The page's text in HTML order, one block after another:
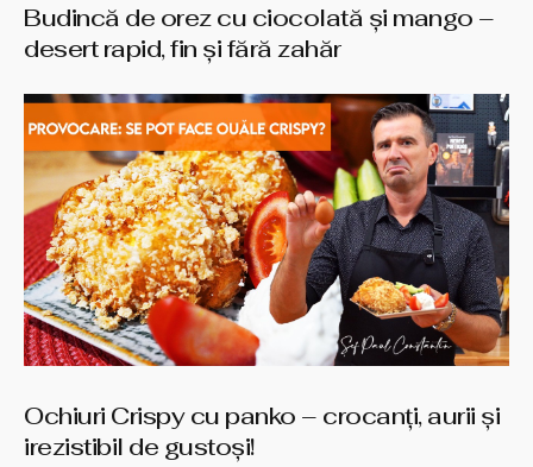
Budincă de orez cu ciocolată și mango –
desert rapid, fin și fără zahăr
Ochiuri Crispy cu panko – crocanți, aurii și
irezistibil de gustoși!